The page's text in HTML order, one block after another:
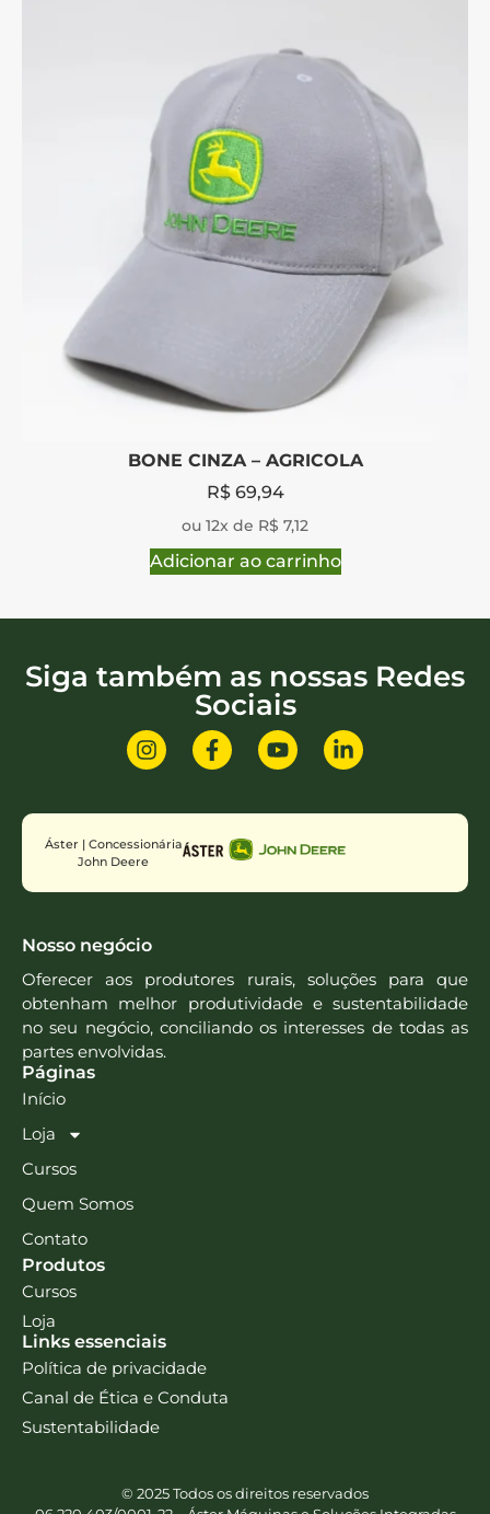
BONE CINZA – AGRICOLA
R$69,94
ou 12x de R$ 7,12
Adicionar ao carrinho
Siga também as nossas Redes
Sociais
Áster | Concessionária
John Deere
Nosso negócio
Oferecer aos produtores rurais, soluções para que
obtenham melhor produtividade e sustentabilidade
no seu negócio, conciliando os interesses de todas as
partes envolvidas.
Páginas
Início
Loja
Cursos
Quem Somos
Contato
Produtos
Cursos
Loja
Links essenciais
Política de privacidade
Canal de Ética e Conduta
Sustentabilidade
© 2025 Todos os direitos reservados